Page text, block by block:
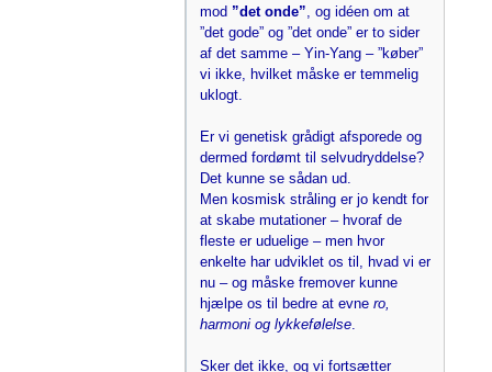
mod ”det onde”, og idéen om at
”det gode” og ”det onde” er to sider
af det samme – Yin-Yang – ”køber”
vi ikke, hvilket måske er temmelig
uklogt.
Er vi genetisk grådigt afsporede og
dermed fordømt til selvudryddelse?
Det kunne se sådan ud.
Men kosmisk stråling er jo kendt for
at skabe mutationer – hvoraf de
fleste er uduelige – men hvor
enkelte har udviklet os til, hvad vi er
nu – og måske fremover kunne
hjælpe os til bedre at evne ro,
harmoni og lykkefølelse.
Sker det ikke, og vi fortsætter